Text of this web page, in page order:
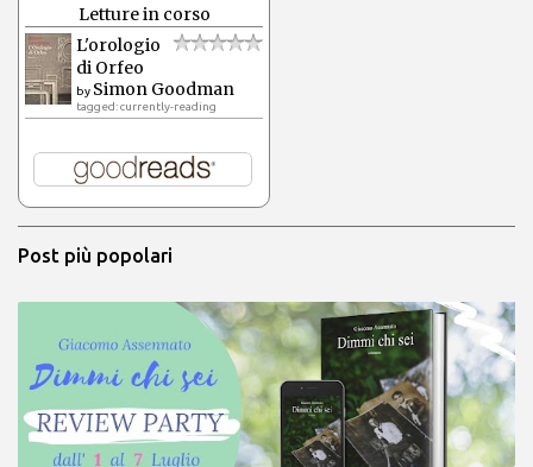
Letture in corso
L'orologio
di Orfeo
by Simon Goodman
tagged: currently-reading
Post più popolari